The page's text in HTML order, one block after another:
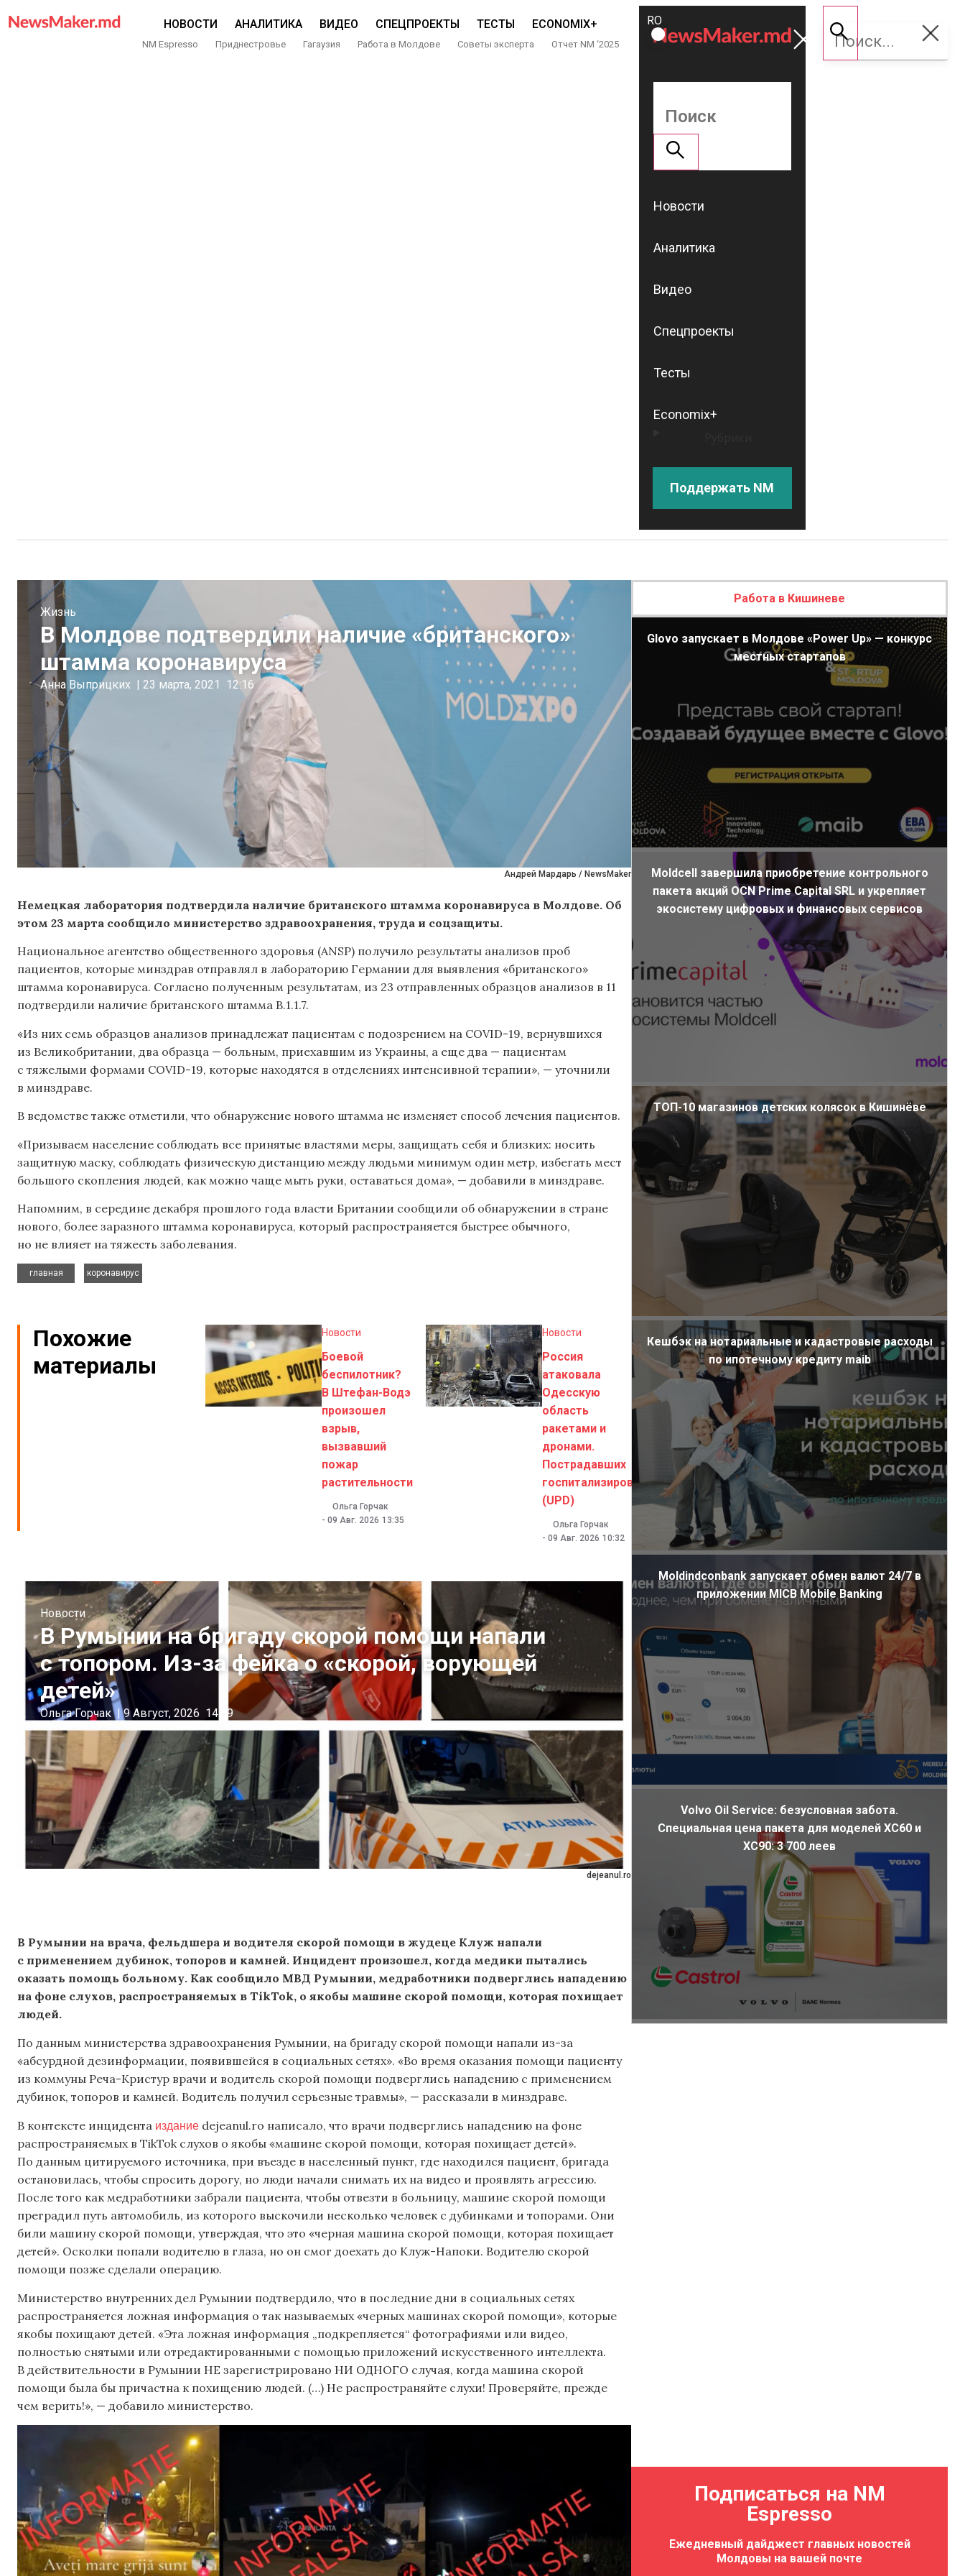
НОВОСТИ АНАЛИТИКА ВИДЕО СПЕЦПРОЕКТЫ ТЕСТЫ ECONOMIX+
NM Espresso Приднестровье Гагаузия Работа в Молдове Советы эксперта Отчет NM ‘2025
ROMÂNĂ
RU
Поддержать
NM
Новости
Аналитика
Видео
Спецпроекты
Тесты
Economix+
Поддержать NM
Андрей Мардарь / NewsMaker
Жизнь
В Молдове подтвердили наличие «британского»
штамма коронавируса
Анна Выприцких | 23 марта, 2021 12:16
Немецкая лаборатория подтвердила наличие британского штамма коронавируса в Молдове. Об
этом 23 марта сообщило министерство здравоохранения, труда и соцзащиты.
Национальное агентство общественного здоровья (ANSP) получило результаты анализов проб
пациентов, которые минздрав отправлял в лабораторию Германии для выявления «британского»
штамма коронавируса. Согласно полученным результатам, из 23 отправленных образцов анализов в 11
подтвердили наличие британского штамма B.1.1.7.
«Из них семь образцов анализов принадлежат пациентам с подозрением на COVID-19, вернувшихся
из Великобритании, два образца — больным, приехавшим из Украины, а еще два — пациентам
с тяжелыми формами COVID-19, которые находятся в отделениях интенсивной терапии», — уточнили
в минздраве.
В ведомстве также отметили, что обнаружение нового штамма не изменяет способ лечения пациентов.
«Призываем население соблюдать все принятые властями меры, защищать себя и близких: носить
защитную маску, соблюдать физическую дистанцию между людьми минимум один метр, избегать мест
большого скопления людей, как можно чаще мыть руки, оставаться дома», — добавили в минздраве.
Напомним, в середине декабря прошлого года власти Британии сообщили об обнаружении в стране
нового, более заразного штамма коронавируса, который распространяется быстрее обычного,
но не влияет на тяжесть заболевания.
главная
коронавирус
Похожие
материалы
Новости
Боевой
беспилотник?
В Штефан-Водэ
произошел
взрыв,
вызвавший
пожар
растительности
Ольга Горчак
- 09 Авг. 2026 13:35
Новости
Россия
атаковала
Одесскую
область
ракетами и
дронами.
Пострадавших
госпитализировали
(UPD)
Ольга Горчак
- 09 Авг. 2026 10:32
dejeanul.ro
Новости
В Румынии на бригаду скорой помощи напали
с топором. Из-за фейка о «скорой, ворующей
детей»
Ольга Горчак 9 Август, 2026 14:39
В Румынии на врача, фельдшера и водителя скорой помощи в жудеце Клуж напали
с применением дубинок, топоров и камней. Инцидент произошел, когда медики пытались
оказать помощь больному. Как сообщило МВД Румынии, медработники подверглись нападению
на фоне слухов, распространяемых в TikTok, о якобы машине скорой помощи, которая похищает
людей.
По данным министерства здравоохранения Румынии, на бригаду скорой помощи напали из-за
«абсурдной дезинформации, появившейся в социальных сетях». «Во время оказания помощи пациенту
из коммуны Реча-Кристур врачи и водитель скорой помощи подверглись нападению с применением
дубинок, топоров и камней. Водитель получил серьезные травмы», — рассказали в минздраве.
В контексте инцидента издание dejeanul.ro написало, что врачи подверглись нападению на фоне
распространяемых в TikTok слухов о якобы «машине скорой помощи, которая похищает детей».
По данным цитируемого источника, при въезде в населенный пункт, где находился пациент, бригада
остановилась, чтобы спросить дорогу, но люди начали снимать их на видео и проявлять агрессию.
После того как медработники забрали пациента, чтобы отвезти в больницу, машине скорой помощи
преградил путь автомобиль, из которого выскочили несколько человек с дубинками и топорами. Они
били машину скорой помощи, утверждая, что это «черная машина скорой помощи, которая похищает
детей». Осколки попали водителю в глаза, но он смог доехать до Клуж-Напоки. Водителю скорой
помощи позже сделали операцию.
Министерство внутренних дел Румынии подтвердило, что в последние дни в социальных сетях
распространяется ложная информация о так называемых «черных машинах скорой помощи», которые
якобы похищают детей. «Эта ложная информация „подкрепляется“ фотографиями или видео,
полностью снятыми или отредактированными с помощью приложений искусственного интеллекта.
В действительности в Румынии НЕ зарегистрировано НИ ОДНОГО случая, когда машина скорой
помощи была бы причастна к похищению людей. (…) Не распространяйте слухи! Проверяйте, прежде
чем верить!», — добавило министерство.
Работа в Кишиневе
Glovo запускает в Молдове «Power Up» — конкурс
местных стартапов
Moldcell завершила приобретение контрольного
пакета акций OCN Prime Capital SRL и укрепляет
экосистему цифровых и финансовых сервисов
ТОП-10 магазинов детских колясок в Кишинёве
Кешбэк на нотариальные и кадастровые расходы
по ипотечному кредиту maib
Moldindconbank запускает обмен валют 24/7 в
приложении MICB Mobile Banking
Volvo Oil Service: безусловная забота.
Специальная цена пакета для моделей XC60 и
XC90: 3 700 леев
Подписаться на NM
Espresso
Ежедневный дайджест главных новостей
Молдовы на вашей почте